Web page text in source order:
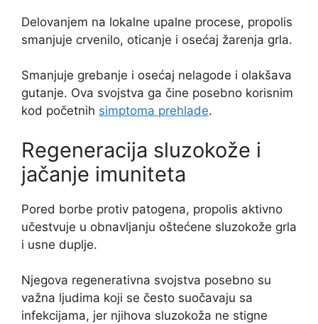
Delovanjem na lokalne upalne procese, propolis
smanjuje crvenilo, oticanje i osećaj žarenja grla.
Smanjuje grebanje i osećaj nelagode i olakšava
gutanje. Ova svojstva ga čine posebno korisnim
kod početnih simptoma prehlade.
Regeneracija sluzokože i
jačanje imuniteta
Pored borbe protiv patogena, propolis aktivno
učestvuje u obnavljanju oštećene sluzokože grla
i usne duplje.
Njegova regenerativna svojstva posebno su
važna ljudima koji se često suočavaju sa
infekcijama, jer njihova sluzokoža ne stigne